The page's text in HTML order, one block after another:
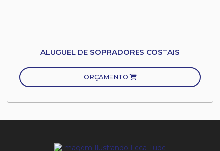
ALUGUEL DE SOPRADORES COSTAIS
ORÇAMENTO